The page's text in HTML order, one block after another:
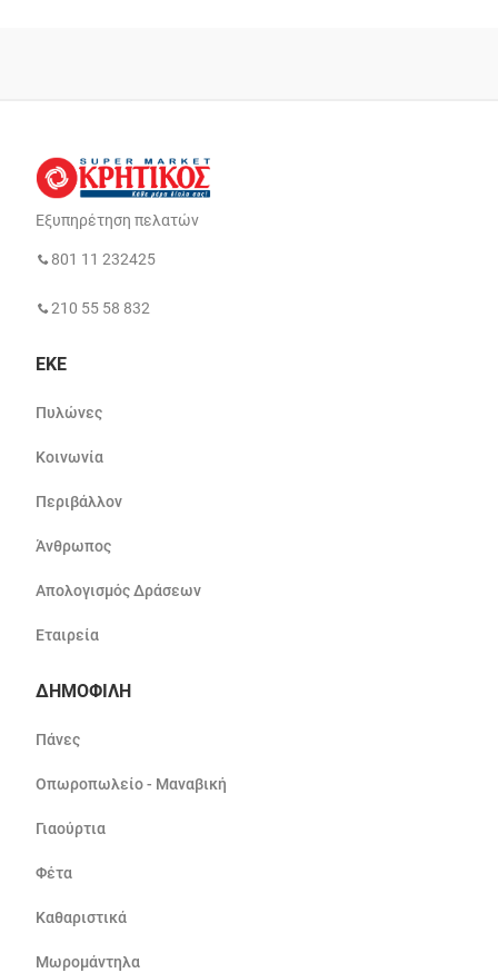
Εξυπηρέτηση πελατών
801 11 232425
210 55 58 832
ΕΚΕ
Πυλώνες
Κοινωνία
Περιβάλλον
Άνθρωπος
Απολογισμός Δράσεων
Εταιρεία
ΔΗΜΟΦΙΛΗ
Πάνες
Οπωροπωλείο - Μαναβική
Γιαούρτια
Φέτα
Καθαριστικά
Μωρομάντηλα